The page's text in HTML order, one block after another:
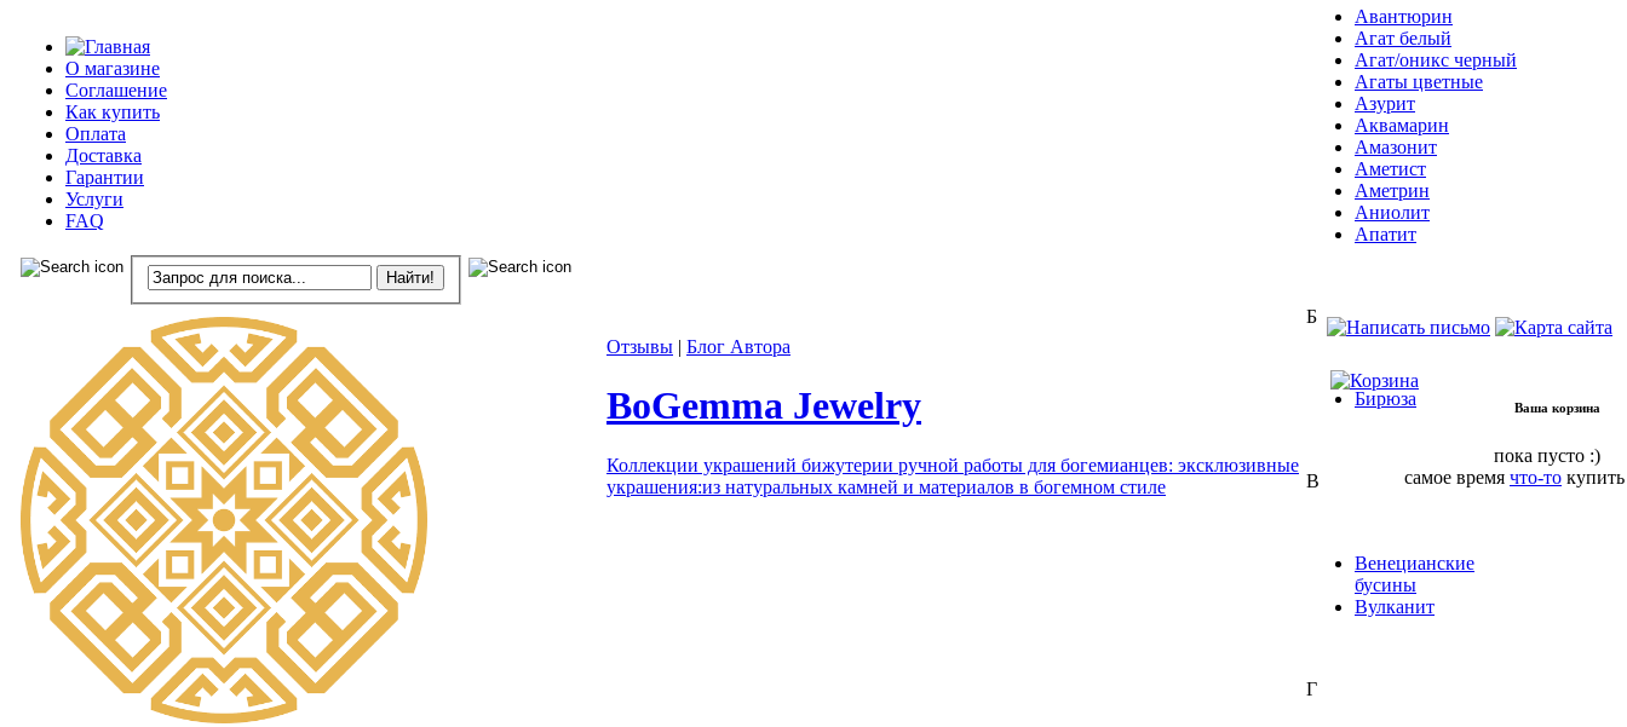
О магазине
Соглашение
Как купить
Оплата
Доставка
Гарантии
Услуги
FAQ
Отзывы | Блог Автора
BoGemma Jewelry
Коллекции украшений бижутерии ручной работы для богемианцев: эксклюзивные
украшения:из натуральных камней и материалов в богемном стиле
Ваша корзина
пока пусто :)
самое время что-то купить
Авантюрин
Агат белый
Агат/оникс черный
Агаты цветные
Азурит
Аквамарин
Амазонит
Аметист
Аметрин
Аниолит
Апатит
Б
Бирюза
В
Венецианские
бусины
Вулканит
Г